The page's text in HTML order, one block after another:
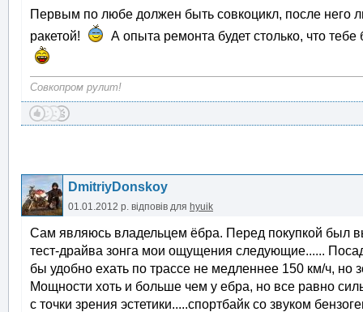
Первым по любе должен быть совкоцикл, после него
ракетой!
А опыта ремонта будет столько, что
Совкопром рулит!
DmitriyDonskoy
01.01.2012 р. відповів для hyuik
Сам являюсь владельцем ёбра. Перед покупкой был
тест-драйва зонга мои ощущения следующие......
бы удобно ехать по трассе не медленнее 150 км/ч, но
Мощности хоть и больше чем у ебра, но все равно
с точки зрения эстетики.....спортбайк со звуком